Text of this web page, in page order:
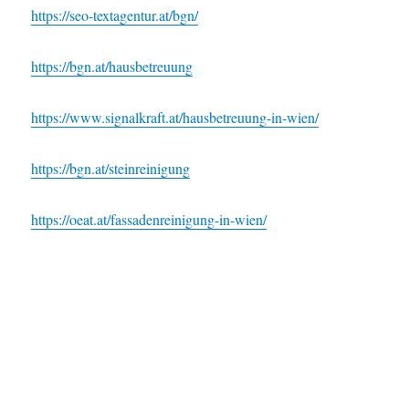
https://seo-textagentur.at/bgn/
https://bgn.at/hausbetreuung
https://www.signalkraft.at/hausbetreuung-in-wien/
https://bgn.at/steinreinigung
https://oeat.at/fassadenreinigung-in-wien/